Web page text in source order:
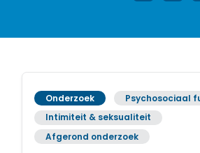
Onderzoek
Psychosociaal
Intimiteit & seksualiteit
Afgerond onderzoek